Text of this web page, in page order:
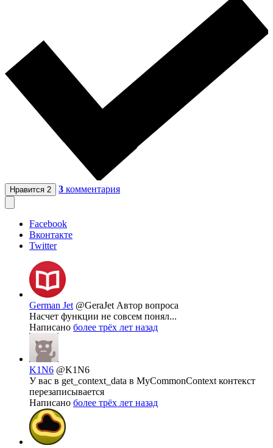
Нравится 2 3 комментария
Facebook
Вконтакте
Twitter
German Jet @GeraJet Автор вопроса
Насчет функции не совсем понял...
Написано более трёх лет назад
K1N6 @K1N6
У вас в get_context_data в MyCommonContext контекст
перезаписывается
Написано более трёх лет назад